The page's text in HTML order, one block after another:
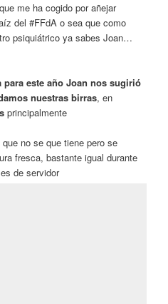
me ha cogido por añejar
del #FFdA o sea que como
psiquiátrico ya sabes Joan…
este año Joan nos sugirió
nuestras birras, en
principalmente
no se que tiene pero se
fresca, bastante igual durante
de servidor